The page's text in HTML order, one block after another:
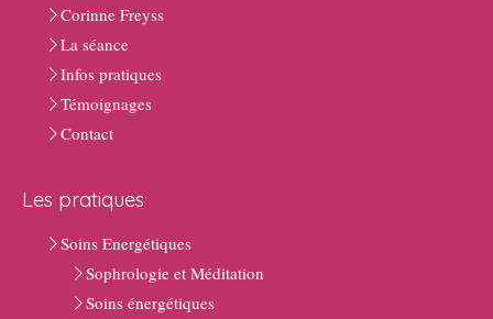
Corinne Freyss
La séance
Infos pratiques
Témoignages
Contact
Les pratiques
Soins Energétiques
Sophrologie et Méditation
Soins énergétiques